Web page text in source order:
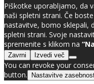
Piškotke uporabljamo, da
naši spletni strani. Če
nastavitve, bomo sklepali,
spletni strani. Svoje
spremenite s klikom na
Zavrni
Izvedi več
You can revoke your
button.
Nastavitve